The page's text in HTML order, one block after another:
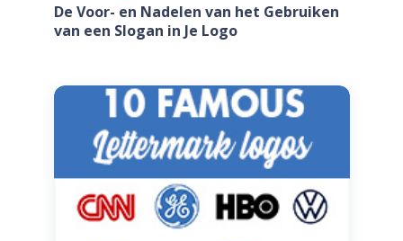
De Voor- en Nadelen van het Gebruiken
van een Slogan in Je Logo